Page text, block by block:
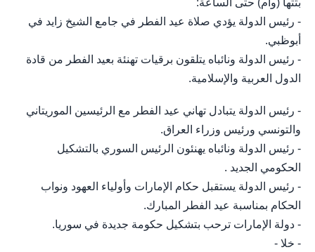
بثتها (وام) حتى الساعة:
- رئيس الدولة يؤدي صلاة عيد الفطر في جامع الشيخ زايد في
أبوظبي.
- ‎رئيس الدولة ونائباه يتلقون برقيات تهنئة بعيد الفطر من قادة
الدول العربية والإسلامية.
- رئيس الدولة يتبادل تهاني عيد الفطر مع الرئيسين الموريتاني
والتونسي ورئيس وزراء العراق.
- رئيس الدولة ونائباه يهنئون الرئيس السوري بالتشكيل
الحكومي الجديد .
- رئيس الدولة يستقبل حكام الإمارات وأولياء العهود ونواب
الحكام بمناسبة عيد الفطر المبارك.
- دولة الإمارات ترحب بتشكيل حكومة جديدة في سوريا.
- خلا -